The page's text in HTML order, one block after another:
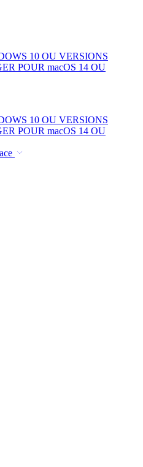
10 OU VERSIONS
POUR macOS 14 OU
10 OU VERSIONS
POUR macOS 14 OU